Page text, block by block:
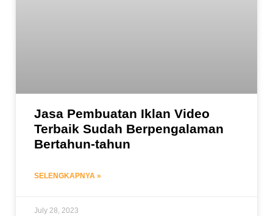
Jasa Pembuatan Iklan Video
Terbaik Sudah Berpengalaman
Bertahun-tahun
SELENGKAPNYA »
July 28, 2023